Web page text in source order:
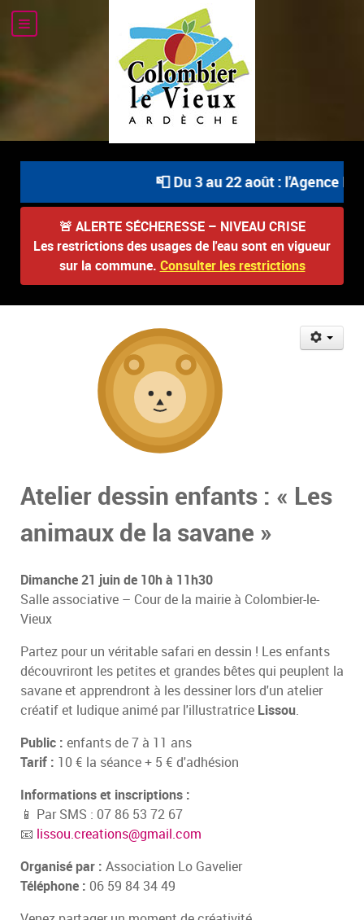
📮 Du 3 au 22 août : l'Agence
🚨 ALERTE SÉCHERESSE – NIVEAU CRISE
Les restrictions des usages de l'eau sont en vigueur
sur la commune. Consulter les restrictions
Atelier dessin enfants : « Les
animaux de la savane »
Dimanche 21 juin de 10h à 11h30
Salle associative – Cour de la mairie à Colombier-le-
Vieux
Partez pour un véritable safari en dessin ! Les enfants
découvriront les petites et grandes bêtes qui peuplent la
savane et apprendront à les dessiner lors d'un atelier
créatif et ludique animé par l'illustratrice Lissou.
Public : enfants de 7 à 11 ans
Tarif : 10 € la séance + 5 € d'adhésion
Informations et inscriptions :
📱 Par SMS : 07 86 53 72 67
📧 lissou.creations@gmail.com
Organisé par : Association Lo Gavelier
Téléphone : 06 59 84 34 49